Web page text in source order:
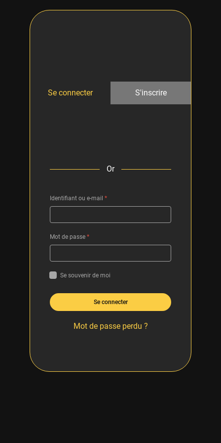
Se connecter S'inscrire
Or
Identifiant ou e-mail *
Mot de passe *
Se souvenir de moi
Se connecter
Mot de passe perdu ?